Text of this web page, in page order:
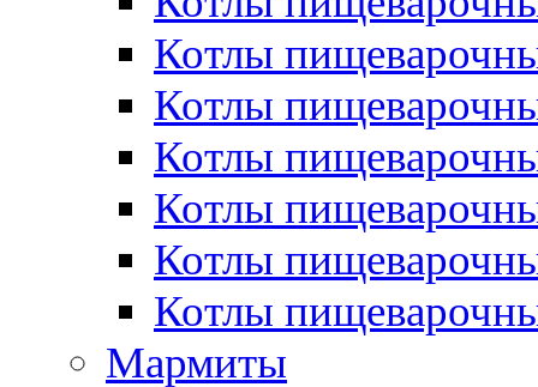
Котлы
Котлы
Котлы
Котлы
Котлы
Котлы
Мармиты